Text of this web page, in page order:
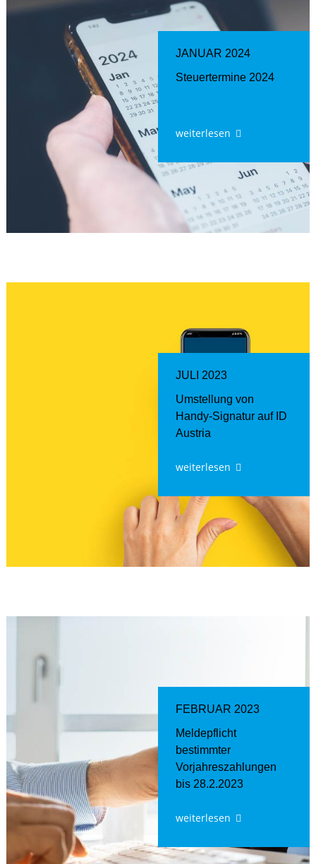
JANUAR 2024
Steuertermine 2024
weiterlesen
JULI 2023
Umstellung von
Handy-Signatur auf ID
Austria
weiterlesen
FEBRUAR 2023
Meldepflicht
bestimmter
Vorjahreszahlungen
bis 28.2.2023
weiterlesen